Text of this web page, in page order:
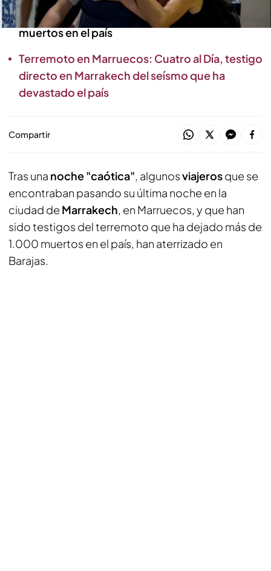
El trágico terremoto ha dejado más de 1.000
muertos en el país
Terremoto en Marruecos: Cuatro al Día, testigo
directo en Marrakech del seísmo que ha
devastado el país
Compartir
Tras una noche "caótica", algunosviajerosque se
encontraban pasando su última noche en la
ciudad de Marrakech, en Marruecos, y que han
sido testigos del terremoto que ha dejado más de
1.000 muertos en el país, han aterrizado en
Barajas.